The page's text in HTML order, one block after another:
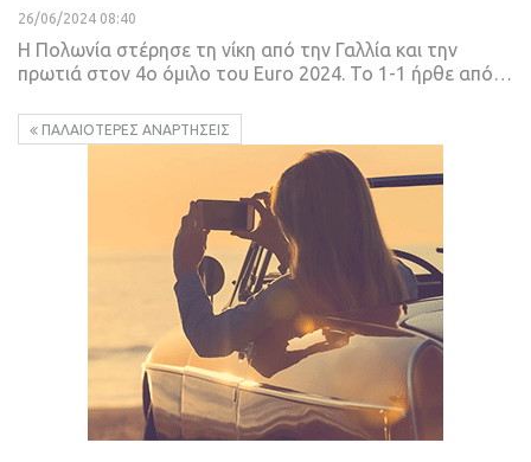
26/06/2024 08:40
Η Πολωνία στέρησε τη νίκη από την Γαλλία και την
πρωτιά στον 4ο όμιλο του Euro 2024. Το 1-1 ήρθε από…
ΠΑΛΑΙΌΤΕΡΕΣ ΑΝΑΡΤΉΣΕΙΣ